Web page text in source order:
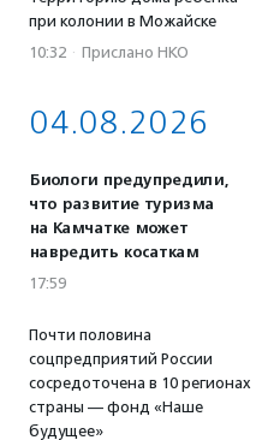
при колонии в Можайске
10:32 · Прислано НКО
04.08.2026
Биологи предупредили,
что развитие туризма
на Камчатке может
навредить косаткам
17:59
Почти половина
соцпредприятий России
сосредоточена в 10 регионах
страны — фонд «Наше
будущее»